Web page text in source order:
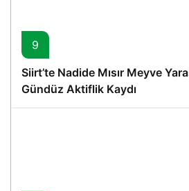
9
Siirt’te Nadide Mısır Meyve
Gündüz Aktiflik Kaydı